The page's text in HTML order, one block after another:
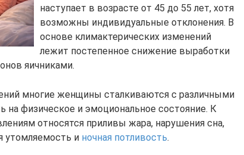
наступает в возрасте от 45 до 55 лет, хотя
возможны индивидуальные отклонения. В
основе климактерических изменений
лежит постепенное снижение выработки
яичниками.
многие женщины сталкиваются с различными
физическое и эмоциональное состояние. К
относятся приливы жара, нарушения сна,
утомляемость и ночная потливость.